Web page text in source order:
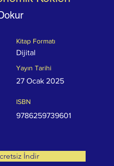
Kitap Formatı
Dijital
Yayın Tarihi
27 Ocak 2025
ISBN
9786259739601
İndir